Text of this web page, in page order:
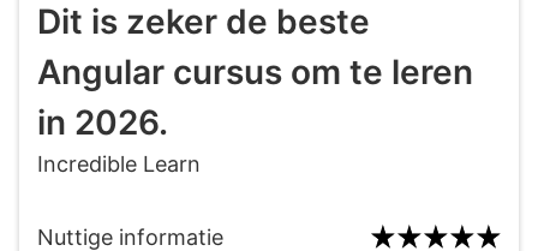
Dit is zeker de beste
Angular cursus om te leren
in 2026.
Incredible Learn
Nuttige informatie